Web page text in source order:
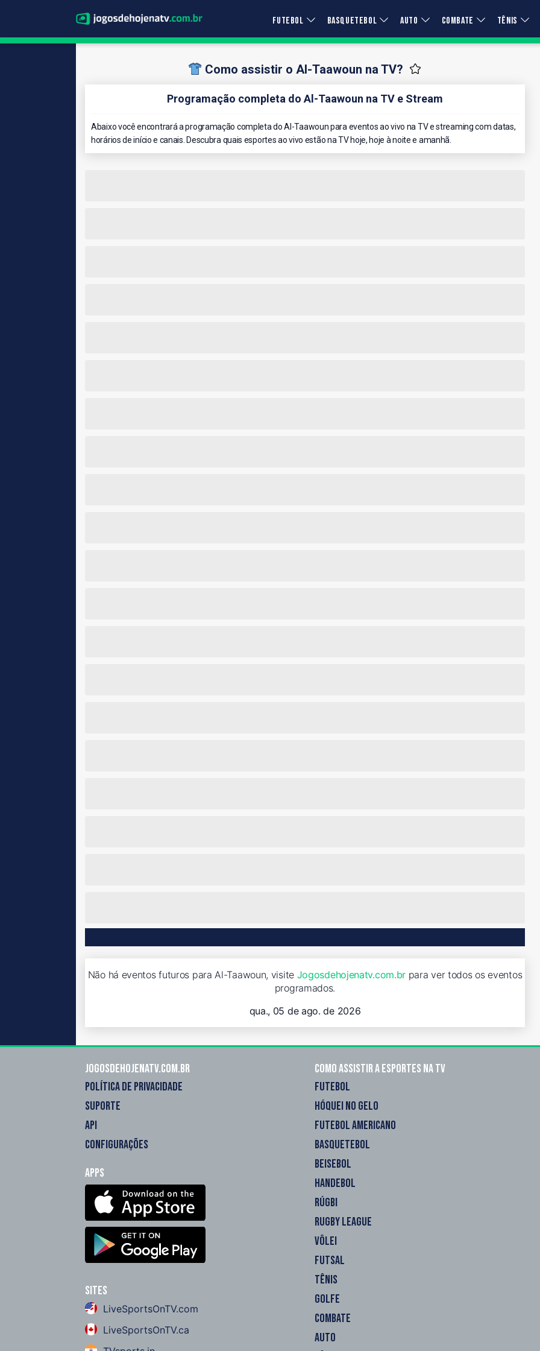
FUTEBOL BASQUETEBOL AUTO COMBATE TÊNIS
Como assistir o Al-Taawoun na TV?
Programação completa do Al-Taawoun na TV e Stream
Abaixo você encontrará a programação completa do Al-Taawoun para eventos ao vivo na TV e streaming com datas,
horários de início e canais. Descubra quais esportes ao vivo estão na TV hoje, hoje à noite e amanhã.
Não há eventos futuros para Al-Taawoun, visite Jogosdehojenatv.com.br para ver todos os eventos
programados.
qua., 05 de ago. de 2026
Jogosdehojenatv.com.br
POLÍTICA DE PRIVACIDADE
SUPORTE
API
CONFIGURAÇÕES
Apps
Sites
LiveSportsOnTV.com
LiveSportsOnTV.ca
Como assistir a esportes na TV
FUTEBOL
HÓQUEI NO GELO
FUTEBOL AMERICANO
BASQUETEBOL
BEISEBOL
HANDEBOL
RÚGBI
RUGBY LEAGUE
VÔLEI
FUTSAL
TÊNIS
GOLFE
COMBATE
AUTO